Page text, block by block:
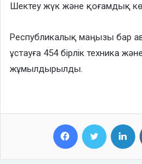
Шектеу жүк және қоғамдық
Республикалық маңызы бар
ұстауға 454 бірлік техника
жұмылдырылды.
Facebook Twitter